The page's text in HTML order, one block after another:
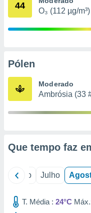
estudos
44
O₃ (112 µg/m³)
Pólen
Moderado
Ambrósia (33
Que tempo faz
Junho Julho
T. Média : 24°C